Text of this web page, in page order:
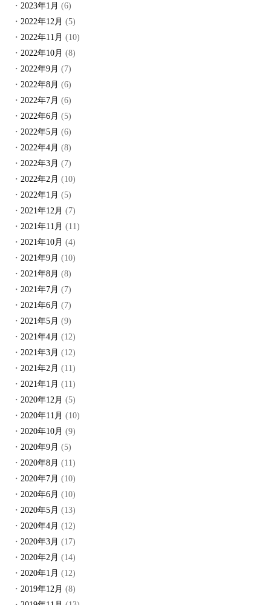
2023年1月 (6)
2022年12月 (5)
2022年11月 (10)
2022年10月 (8)
2022年9月 (7)
2022年8月 (6)
2022年7月 (6)
2022年6月 (5)
2022年5月 (6)
2022年4月 (8)
2022年3月 (7)
2022年2月 (10)
2022年1月 (5)
2021年12月 (7)
2021年11月 (11)
2021年10月 (4)
2021年9月 (10)
2021年8月 (8)
2021年7月 (7)
2021年6月 (7)
2021年5月 (9)
2021年4月 (12)
2021年3月 (12)
2021年2月 (11)
2021年1月 (11)
2020年12月 (5)
2020年11月 (10)
2020年10月 (9)
2020年9月 (5)
2020年8月 (11)
2020年7月 (10)
2020年6月 (10)
2020年5月 (13)
2020年4月 (12)
2020年3月 (17)
2020年2月 (14)
2020年1月 (12)
2019年12月 (8)